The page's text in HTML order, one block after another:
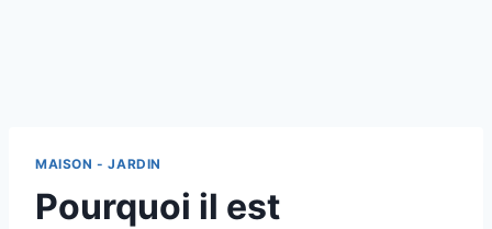
MAISON - JARDIN
Pourquoi il est